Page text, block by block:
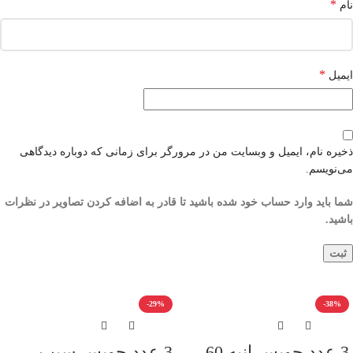
نام *
ایمیل *
ذخیره نام، ایمیل و وبسایت من در مرورگر برای زمانی که دوباره دیدگاهی
می‌نویسم.
شما باید وارد حساب خود شده باشید تا قادر به اضافه کردن تصاویر در نظرات
باشید.
-38%
-29%